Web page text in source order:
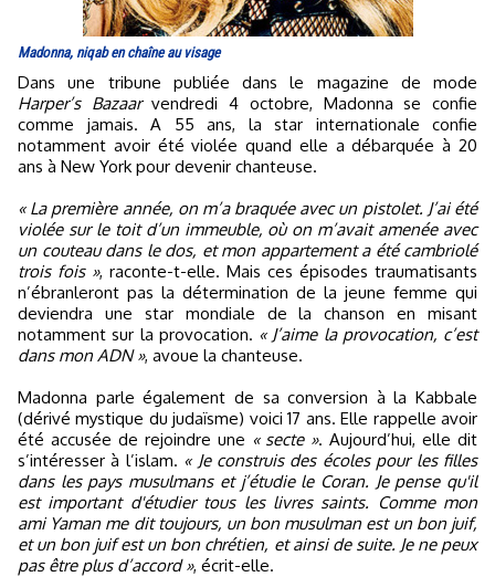
Madonna, niqab en chaîne au visage
Dans une tribune publiée dans le magazine de mode
Harper’s Bazaarvendredi 4 octobre, Madonna se confie
comme jamais. A 55 ans, la star internationale confie
notamment avoir été violée quand elle a débarquée à 20
ans à New York pour devenir chanteuse.
« La première année, on m’a braquée avec un pistolet. J’ai été
violée sur le toit d’un immeuble, où on m’avait amenée avec
un couteau dans le dos, et mon appartement a été cambriolé
trois fois », raconte-t-elle. Mais ces épisodes traumatisants
n’ébranleront pas la détermination de la jeune femme qui
deviendra une star mondiale de la chanson en misant
notamment sur la provocation. « J’aime la provocation, c’est
dans mon ADN », avoue la chanteuse.
Madonna parle également de sa conversion à la Kabbale
(dérivé mystique du judaïsme) voici 17 ans. Elle rappelle avoir
été accusée de rejoindre une « secte ». Aujourd’hui, elle dit
s’intéresser à l’islam. « Je construis des écoles pour les filles
dans les pays musulmans et j’étudie le Coran. Je pense qu'il
est important d'étudier tous les livres saints. Comme mon
ami Yaman me dit toujours, un bon musulman est un bon juif,
et un bon juif est un bon chrétien, et ainsi de suite. Je ne peux
pas être plus d’accord », écrit-elle.